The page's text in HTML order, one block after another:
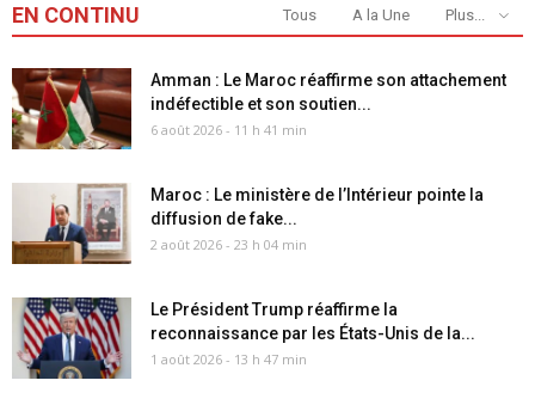
EN CONTINU Tous A la Une Plus...
Amman : Le Maroc réaffirme son attachement
indéfectible et son soutien...
6 août 2026 - 11 h 41 min
Maroc : Le ministère de l’Intérieur pointe la
diffusion de fake...
2 août 2026 - 23 h 04 min
Le Président Trump réaffirme la
reconnaissance par les États-Unis de la...
1 août 2026 - 13 h 47 min